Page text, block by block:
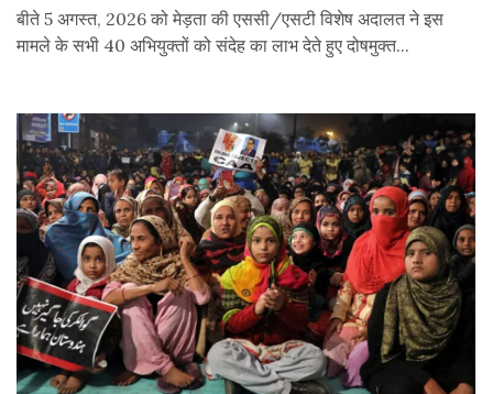
बीते 5 अगस्त, 2026 को मेड़ता की एससी/एसटी विशेष अदालत ने इस
मामले के सभी 40 अभियुक्तों को संदेह का लाभ देते हुए दोषमुक्त...